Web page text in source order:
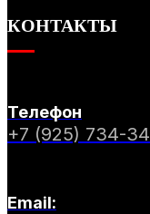
КОНТАКТЫ
Телефон
+7 (925) 734-
Email: